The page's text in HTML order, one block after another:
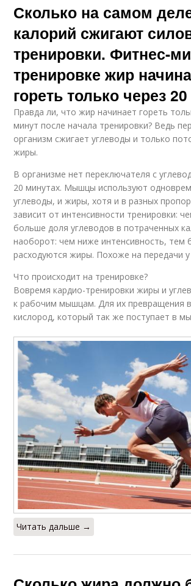
Сколько на самом
калорий сжигают
тренировки. Фитнес-
тренировке жир
гореть только через
Правда ли, что жир начинает гореть
минут после начала тренировки? Ведь
организм сжигает углеводы и только
жиры.
В организме нет переключателя с
20 минутах. Мышцы используют
углеводы, и жиры, хотя и в разных
зависит от интенсивности тренировки:
больше доля углеводов в потраченных
наоборот: чем ниже интенсивность, тем
расходуются жиры. Похоже на передачи
Что происходит на тренировке?
Вовремя кардио-тренировки жиры и
к рабочим мышцам. Для их превращения
кислород, который так же поступает в
Читать дальше →